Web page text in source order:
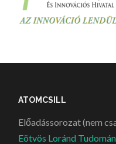
ATOMCSILL
Előadássorozat (nem
Eötvös Loránd